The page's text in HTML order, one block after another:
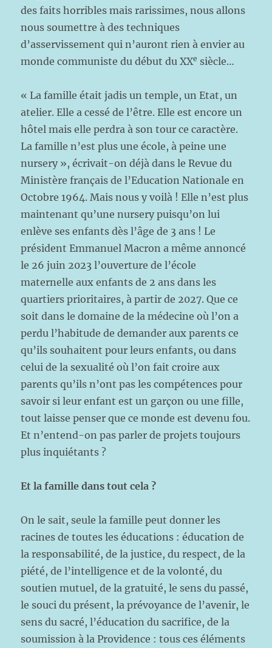
des faits horribles mais rarissimes, nous allons
nous soumettre à des techniques
d’asservissement qui n’auront rien à envier au
monde communiste du début du XXe siècle…
« La famille était jadis un temple, un Etat, un
atelier. Elle a cessé de l’être. Elle est encore un
hôtel mais elle perdra à son tour ce caractère.
La famille n’est plus une école, à peine une
nursery », écrivait-on déjà dans le Revue du
Ministère français de l’Education Nationale en
Octobre 1964. Mais nous y voilà ! Elle n’est plus
maintenant qu’une nursery puisqu’on lui
enlève ses enfants dès l’âge de 3 ans ! Le
président Emmanuel Macron a même annoncé
le 26 juin 2023 l’ouverture de l’école
maternelle aux enfants de 2 ans dans les
quartiers prioritaires, à partir de 2027. Que ce
soit dans le domaine de la médecine où l’on a
perdu l’habitude de demander aux parents ce
qu’ils souhaitent pour leurs enfants, ou dans
celui de la sexualité où l’on fait croire aux
parents qu’ils n’ont pas les compétences pour
savoir si leur enfant est un garçon ou une fille,
tout laisse penser que ce monde est devenu fou.
Et n’entend-on pas parler de projets toujours
plus inquiétants ?
Et la famille dans tout cela ?
On le sait, seule la famille peut donner les
racines de toutes les éducations : éducation de
la responsabilité, de la justice, du respect, de la
piété, de l’intelligence et de la volonté, du
soutien mutuel, de la gratuité, le sens du passé,
le souci du présent, la prévoyance de l’avenir, le
sens du sacré, l’éducation du sacrifice, de la
soumission à la Providence : tous ces éléments